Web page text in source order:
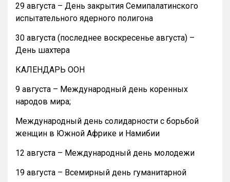
29 августа – День закрытия Семипалатинского
испытательного ядерного полигона
30 августа (последнее воскресенье августа) –
День шахтера
КАЛЕНДАРЬ ООН
9 августа – Международный день коренных
народов мира;
Международный день солидарности с борьбой
женщин в Южной Африке и Намибии
12 августа – Международный день молодежи
19 августа – Всемирный день гуманитарной